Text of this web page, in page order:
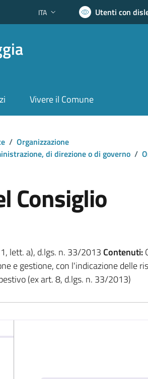
Lingua attiva:
ITA Utenti con
Vivere il Comune
/ Organizzazione
di direzione o di governo /
Consiglio
lett. a), d.lgs. n. 33/2013 Contenuti:
e gestione, con l'indicazione delle
(ex art. 8, d.lgs. n. 33/2013)